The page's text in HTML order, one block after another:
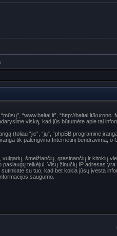
“mūsų”, “www.baltai.lt”, “http://baltai.lt/
viską, kad jūs būtumėte apie tai
(toliau “jie”, “jų”, “phpBB programinė
tik palengvina Internetinį bendravimą,
šmeižiančių, grasinančių ir kitokių
teikėjui. Visų žinučių IP adresas
su tuo, kad bet kokia jūsų įvesta
saugumo.